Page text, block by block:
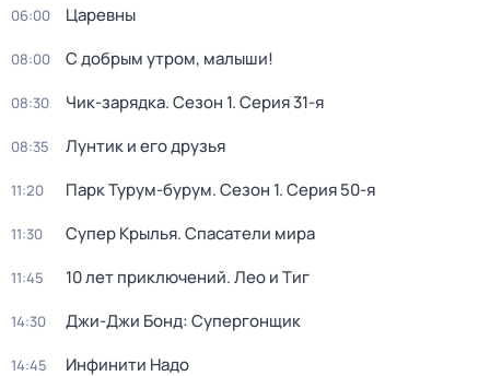
06:00 Царевны
08:00 С добрым утром, малыши!
08:30 Чик-зарядка. Сезон 1. Серия 31-я
08:35 Лунтик и его друзья
11:20 Парк Турум-бурум. Сезон 1. Серия 50-я
11:30 Супер Крылья. Спасатели мира
11:45 10 лет приключений. Лео и Тиг
14:30 Джи-Джи Бонд: Супергонщик
14:45 Инфинити Надо